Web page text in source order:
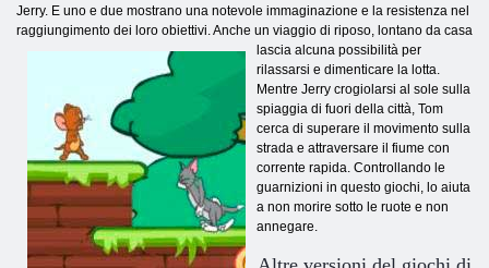
Jerry. E uno e due mostrano una notevole immaginazione e la resistenza nel
raggiungimento dei loro obiettivi. Anche un viaggio di riposo, lontano da casa
lascia alcuna possibilità per
rilassarsi e dimenticare la lotta.
Mentre Jerry crogiolarsi al sole sulla
spiaggia di fuori della città, Tom
cerca di superare il movimento sulla
strada e attraversare il fiume con
corrente rapida. Controllando le
guarnizioni in questo giochi, lo aiuta
a non morire sotto le ruote e non
annegare.